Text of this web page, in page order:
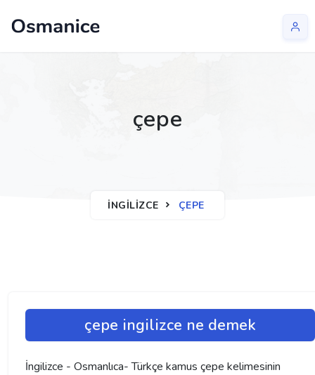
çepe
İNGILIZCE ÇEPE
çepe ingilizce ne demek
İngilizce - Osmanlıca- Türkçe kamus çepe kelimesinin